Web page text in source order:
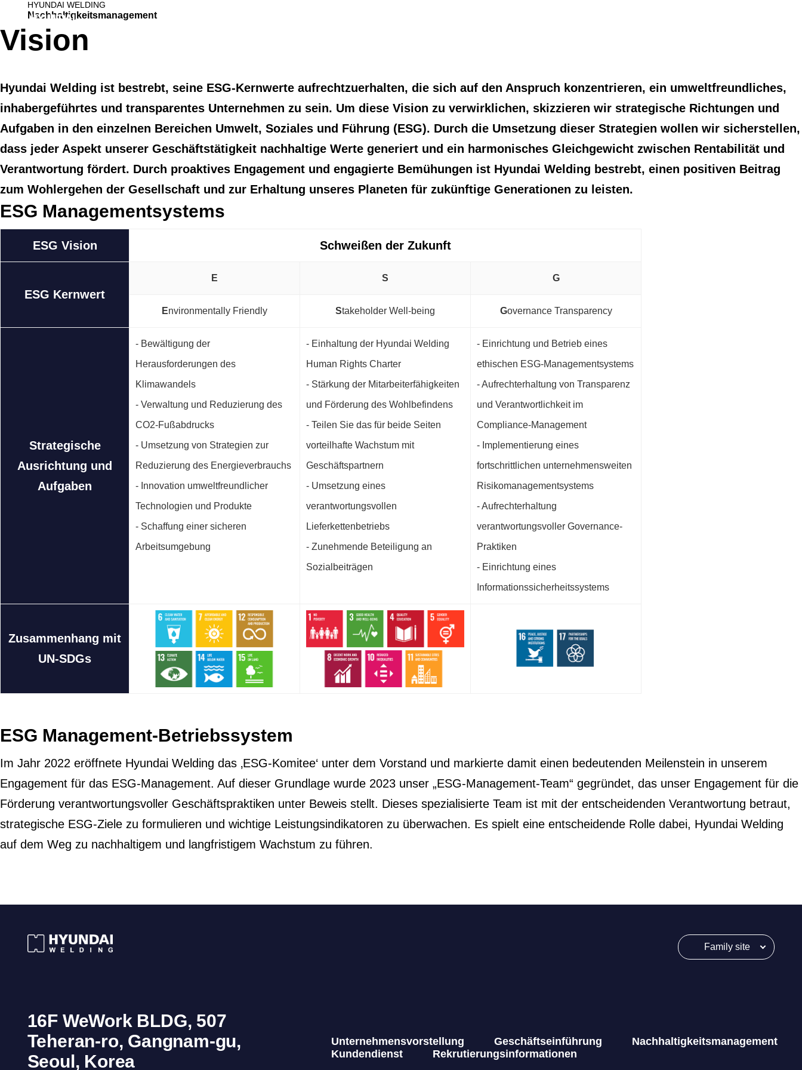
HYUNDAI WELDING
Nachhaltigkeitsmanagement
Vision
Hyundai Welding ist bestrebt, seine ESG-Kernwerte aufrechtzuerhalten, die sich auf den Anspruch konzentrieren, ein umweltfreundliches,
inhabergeführtes und transparentes Unternehmen zu sein. Um diese Vision zu verwirklichen, skizzieren wir strategische Richtungen und
Aufgaben in den einzelnen Bereichen Umwelt, Soziales und Führung (ESG). Durch die Umsetzung dieser Strategien wollen wir sicherstellen,
dass jeder Aspekt unserer Geschäftstätigkeit nachhaltige Werte generiert und ein harmonisches Gleichgewicht zwischen Rentabilität und
Verantwortung fördert. Durch proaktives Engagement und engagierte Bemühungen ist Hyundai Welding bestrebt, einen positiven Beitrag
zum Wohlergehen der Gesellschaft und zur Erhaltung unseres Planeten für zukünftige Generationen zu leisten.
ESG Managementsystems
ESG Vision Schweißen der Zukunft
ESG Kernwert
E S G
Environmentally Friendly Stakeholder Well-being Governance Transparency
Strategische
Ausrichtung und
Aufgaben
- Bewältigung der
Herausforderungen des
Klimawandels
- Verwaltung und Reduzierung des
CO2-Fußabdrucks
- Umsetzung von Strategien zur
Reduzierung des Energieverbrauchs
- Innovation umweltfreundlicher
Technologien und Produkte
- Schaffung einer sicheren
Arbeitsumgebung
- Einhaltung der Hyundai Welding
Human Rights Charter
- Stärkung der Mitarbeiterfähigkeiten
und Förderung des Wohlbefindens
- Teilen Sie das für beide Seiten
vorteilhafte Wachstum mit
Geschäftspartnern
- Umsetzung eines
verantwortungsvollen
Lieferkettenbetriebs
- Zunehmende Beteiligung an
Sozialbeiträgen
- Einrichtung und Betrieb eines
ethischen ESG-Managementsystems
- Aufrechterhaltung von Transparenz
und Verantwortlichkeit im
Compliance-Management
- Implementierung eines
fortschrittlichen unternehmensweiten
Risikomanagementsystems
- Aufrechterhaltung
verantwortungsvoller Governance-
Praktiken
- Einrichtung eines
Informationssicherheitssystems
Zusammenhang mit
UN-SDGs
ESG Management-Betriebssystem
Im Jahr 2022 eröffnete Hyundai Welding das ‚ESG-Komitee‘ unter dem Vorstand und markierte damit einen bedeutenden Meilenstein in unserem
Engagement für das ESG-Management. Auf dieser Grundlage wurde 2023 unser „ESG-Management-Team“ gegründet, das unser Engagement für die
Förderung verantwortungsvoller Geschäftspraktiken unter Beweis stellt. Dieses spezialisierte Team ist mit der entscheidenden Verantwortung betraut,
strategische ESG-Ziele zu formulieren und wichtige Leistungsindikatoren zu überwachen. Es spielt eine entscheidende Rolle dabei, Hyundai Welding
auf dem Weg zu nachhaltigem und langfristigem Wachstum zu führen.
Family site
Unternehmensvorstellung Geschäftseinführung
Nachhaltigkeitsmanagement
Kundendienst
Rekrutierungsinformationen
16F WeWork BLDG, 507
Teheran-ro, Gangnam-gu,
Seoul, Korea